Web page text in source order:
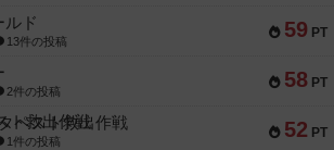
59 PT
ルド
13件の投稿
58 PT
2件の投稿
52 PT
ペスト救出作戦
1件の投稿